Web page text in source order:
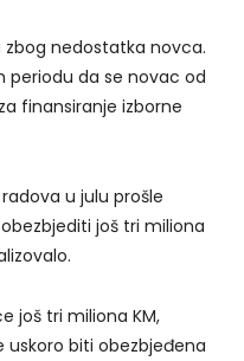
nedostatka novca.
periodu da se novac od
finansiranje izborne
u julu prošle
još tri miliona
još tri miliona KM,
uskoro biti obezbjeđena